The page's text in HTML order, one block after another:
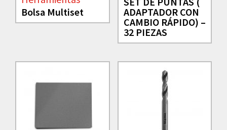
Bolsa Multiset
ADAPTADOR CON
CAMBIO RÁPIDO) –
32 PIEZAS